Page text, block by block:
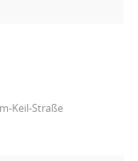
Keil-Straße